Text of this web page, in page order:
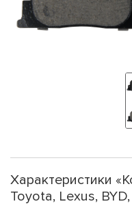
Характеристики
Toyota, Lexus,